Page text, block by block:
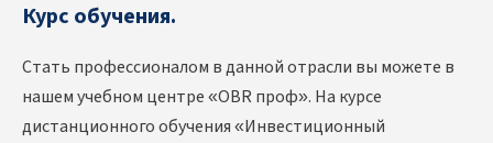
Курс обучения.
Стать профессионалом в данной отрасли вы можете в
нашем учебном центре «OBR проф». На курсе
дистанционного обучения «Инвестиционный